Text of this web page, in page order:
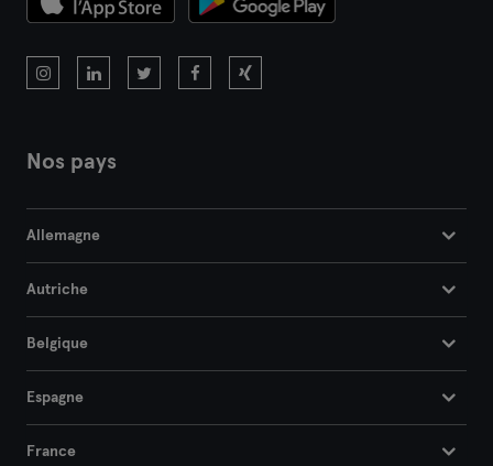
Nos pays
Allemagne
Autriche
Belgique
Espagne
France